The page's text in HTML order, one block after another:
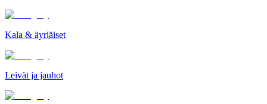
Kala & äyriäiset
Leivät ja jauhot